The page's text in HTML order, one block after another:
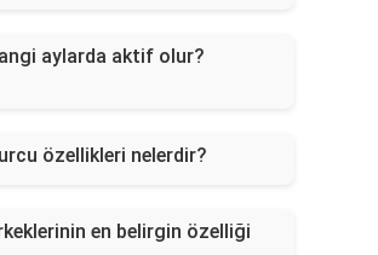
aylarda aktif olur?
özellikleri nelerdir?
en belirgin özelliği